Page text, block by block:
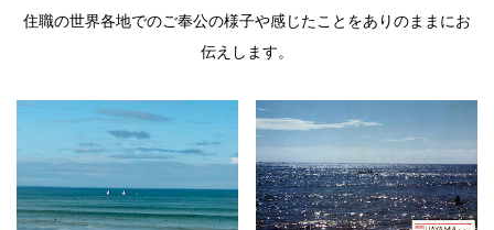
住職の世界各地でのご奉公の様子や感じたことをありのままにお
伝えします。